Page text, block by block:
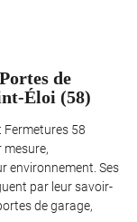
de
Éloi (58)
Fermetures 58
environnement. Ses
par leur savoir-
de garage,